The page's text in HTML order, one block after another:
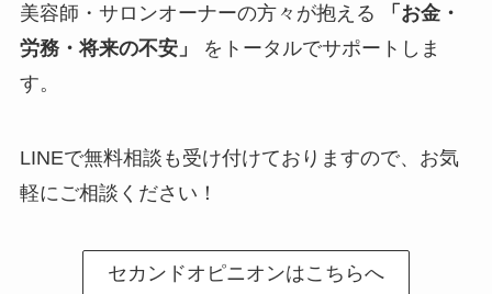
美容師・サロンオーナーの方々が抱える
「お金・
労務・将来の不安」
をトータルでサポートしま
す。
LINEで無料相談も受け付けておりますので、お気
軽にご相談ください！
セカンドオピニオンはこちらへ